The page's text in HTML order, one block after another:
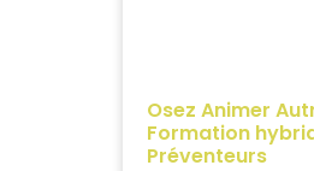
Osez Animer
Formation
Préventeurs